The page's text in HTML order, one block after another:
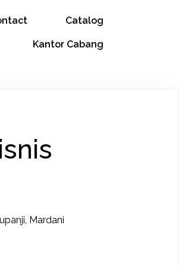
Catalog
Kantor Cabang
Mardani